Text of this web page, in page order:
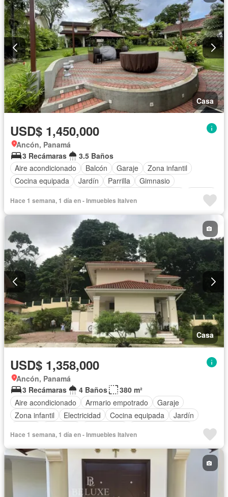
Casa
USD$ 1,450,000
Ancón, Panamá
3 Recámaras
3.5 Baños
Aire acondicionado
Balcón Garaje
Zona infantil
Cocina equipada
Jardín Parrilla
Gimnasio
Piscina
Cancha de tenis
Patio
Hace 1 semana, 1 día en - Inmuebles Italven
Casa
USD$ 1,358,000
Ancón, Panamá
3 Recámaras
4 Baños
380 m²
Aire acondicionado
Armario empotrado
Garaje
Zona infantil
Electricidad Cocina equipada
Jardín
Seguridad
Cuarto de servicio Piscina
Cancha de tenis
Agua
Patio
Hace 1 semana, 1 día en - Inmuebles Italven